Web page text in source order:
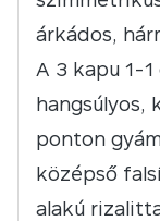
árkádos,
A 3 kapu 1-
hangsúlyos,
ponton
középső
alakú